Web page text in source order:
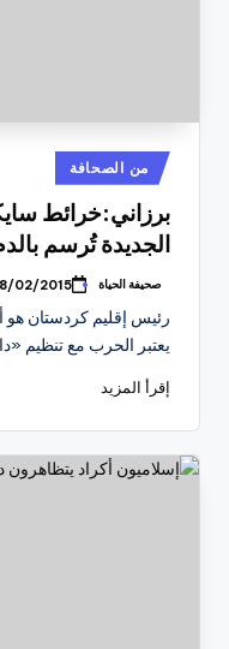
نُشر
في
من الصحافة
برزاني:خرائط
الجديدة تُرسم
تمّ
بواسطة
صحيفة الحياة 02/2015
رئيس إقليم كردستان هو
يعتبر الحرب مع تنظيم
إقرأ المزيد